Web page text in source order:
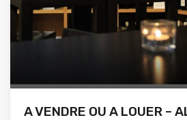
A VENDRE OU A LOUER –